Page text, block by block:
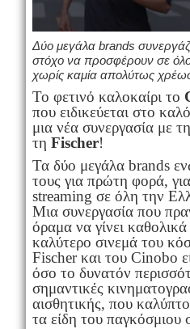
Δύο μεγάλα brands
στόχο να προσφέρουν σε
χωρίς καμία απολύτως
Το φετινό καλοκαίρι το
που ειδικεύεται στο
μια νέα συνεργασία με
τη Fischer!
Τα δύο μεγάλα brands
τους για πρώτη φορά,
streaming σε όλη την
Μια συνεργασία που
όραμα να γίνει καθολικά
καλύτερο σινεμά του
Fischer και του Cinobo
όσο το δυνατόν
σημαντικές
αισθητικής, που
τα είδη του παγκόσμιου